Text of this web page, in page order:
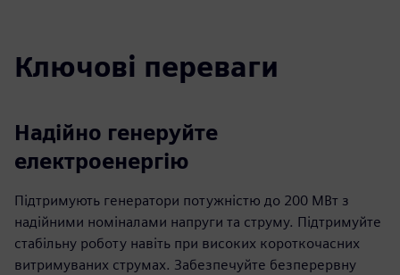
Ключові переваги
Надійно генеруйте
електроенергію
Підтримують генератори потужністю до 200 МВт з
надійними номіналами напруги та струму. Підтримуйте
стабільну роботу навіть при високих короткочасних
витримуваних струмах. Забезпечуйте безперервну